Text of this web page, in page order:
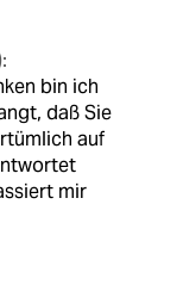
bin ich
daß Sie
auf
mir